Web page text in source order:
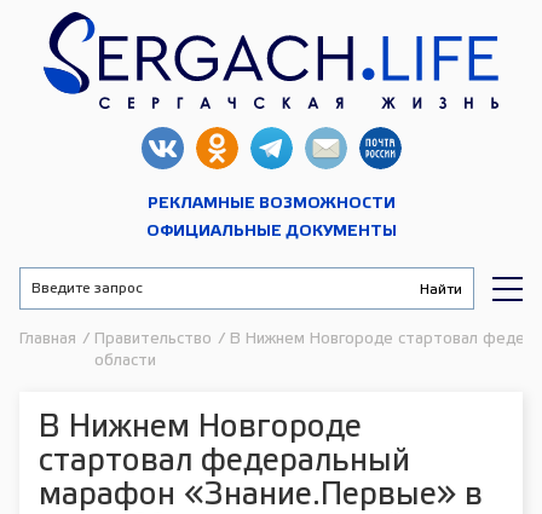
РЕКЛАМНЫЕ ВОЗМОЖНОСТИ
ОФИЦИАЛЬНЫЕ ДОКУМЕНТЫ
Главная /
Правительство
области
/ В Нижнем Новгороде стартовал
В Нижнем Новгороде
стартовал федеральный
марафон «Знание.Первые» в